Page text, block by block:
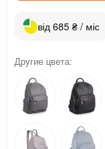
від 685 ₴ / міс
Другие цвета: